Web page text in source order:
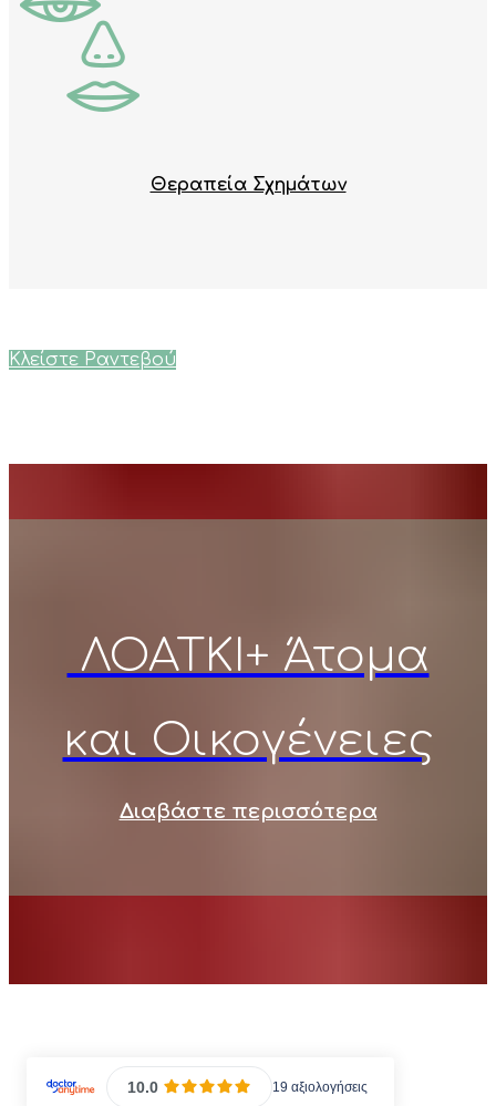
Θεραπεία Σχημάτων
Κλείστε Ραντεβού
ΛΟΑΤΚΙ+ Άτομα
και Oικογένειες
Διαβάστε περισσότερα